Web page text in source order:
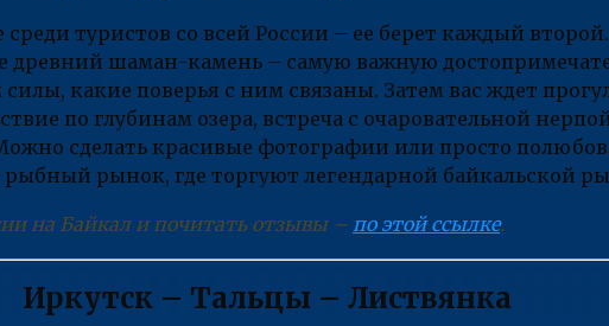
туристов со всей России – ее берет каждый
древний шаман-камень – самую важную
какие поверья с ним связаны. Затем вас ждет
по глубинам озера, встреча с очаровательной
сделать красивые фотографии или просто
рынок, где торгуют легендарной байкальской
на Байкал и почитать отзывы – по этой ссылке.
Иркутск – Тальцы – Листвянка